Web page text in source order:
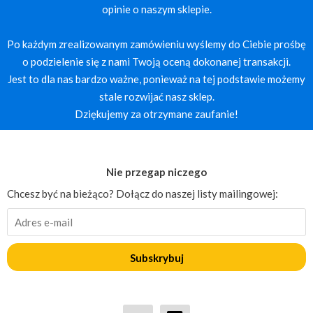
opinie o naszym sklepie.
Po każdym zrealizowanym zamówieniu wyślemy do Ciebie prośbę
o podzielenie się z nami Twoją oceną dokonanej transakcji.
Jest to dla nas bardzo ważne, ponieważ na tej podstawie możemy
stale rozwijać nasz sklep.
Dziękujemy za otrzymane zaufanie!
Nie przegap niczego
Chcesz być na bieżąco? Dołącz do naszej listy mailingowej:
Subskrybuj